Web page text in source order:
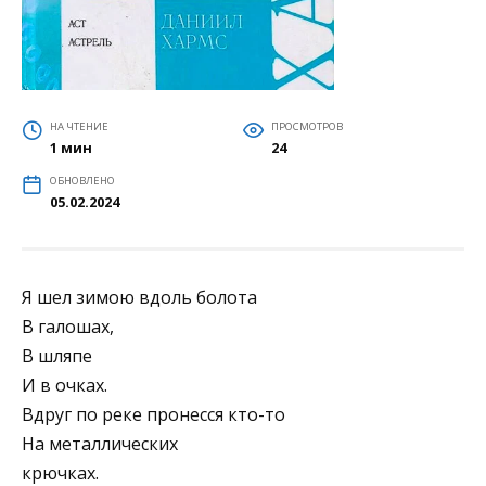
НА ЧТЕНИЕ
1 мин
ПРОСМОТРОВ
24
ОБНОВЛЕНО
05.02.2024
Я шел зимою вдоль болота
В галошах,
В шляпе
И в очках.
Вдруг по реке пронесся кто-то
На металлических
крючках.